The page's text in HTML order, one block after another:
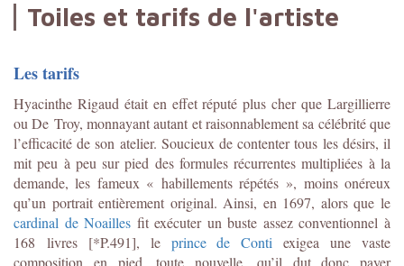
Toiles et tarifs de l'artiste
Les tarifs
Hyacinthe Rigaud était en effet réputé plus cher que Largillierre
ou De Troy, monnayant autant et raisonnablement sa célébrité que
l’efficacité de son atelier. Soucieux de contenter tous les désirs, il
mit peu à peu sur pied des formules récurrentes multipliées à la
demande, les fameux « habillements répétés », moins onéreux
qu’un portrait entièrement original. Ainsi, en 1697, alors que le
cardinal de Noailles fit exécuter un buste assez conventionnel à
168 livres [*P.491], le prince de Conti exigea une vaste
composition en pied, toute nouvelle, qu’il dut donc payer